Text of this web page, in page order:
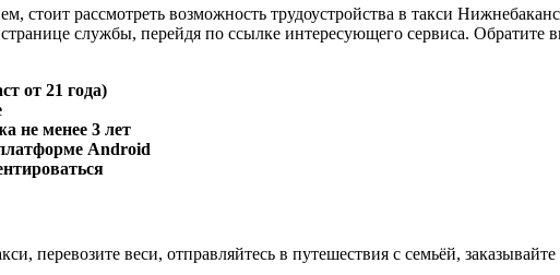
стоит рассмотреть возможность трудоустройства в такси
службы, перейдя по ссылке интересующего сервиса.
от 21 года)
не менее 3 лет
Android
перевозите веси, отправляйтесь в путешествия с семьёй,